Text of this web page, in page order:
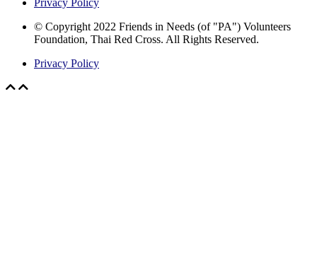
© Copyright 2022 Friends in Needs (of "PA") Volunteers
Foundation, Thai Red Cross. All Rights Reserved.
Privacy Policy